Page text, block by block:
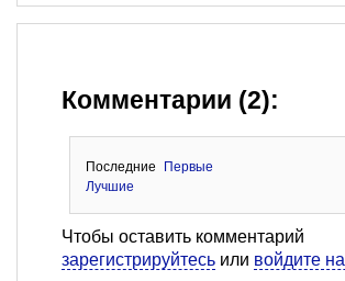
Комментарии (2):
Последние
Первые
Лучшие
Чтобы оставить комментарий
зарегистрируйтесь или войдите